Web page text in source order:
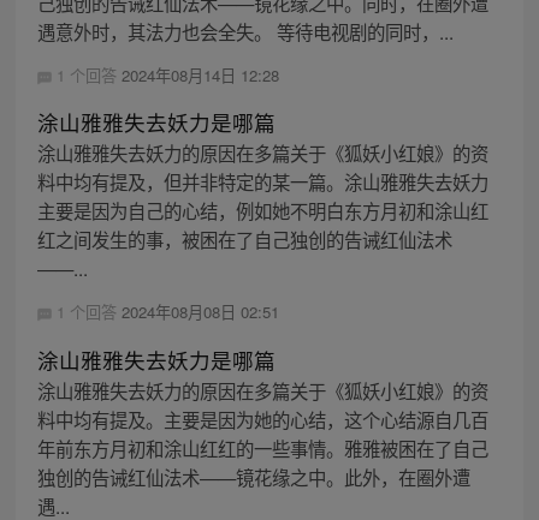
遇意外时，其法力也会全失。 等待电视剧的同时，...
1 个回答 2024年08月14日 12:28
涂山雅雅失去妖力是哪篇
涂山雅雅失去妖力的原因在多篇关于《狐妖小红娘》的资
料中均有提及，但并非特定的某一篇。涂山雅雅失去妖力
主要是因为自己的心结，例如她不明白东方月初和涂山红
红之间发生的事，被困在了自己独创的告诫红仙法术
——...
1 个回答 2024年08月08日 02:51
涂山雅雅失去妖力是哪篇
涂山雅雅失去妖力的原因在多篇关于《狐妖小红娘》的资
料中均有提及。主要是因为她的心结，这个心结源自几百
年前东方月初和涂山红红的一些事情。雅雅被困在了自己
独创的告诫红仙法术——镜花缘之中。此外，在圈外遭
遇...